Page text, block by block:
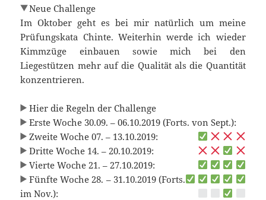
Neue Challenge
Im Oktober geht es bei mir natürlich um meine
Prüfungskata Chinte. Weiterhin werde ich wieder
Kimmzüge einbauen sowie mich bei den
Liegestützen mehr auf die Qualität als die Quantität
konzentrieren.
Hier die Regeln der Challenge
Erste Woche 30.09. – 06.10.2019 (Forts. von Sept.):
Zweite Woche 07. – 13.10.2019:
Dritte Woche 14. – 20.10.2019:
Vierte Woche 21. – 27.10.2019:
Fünfte Woche 28. – 31.10.2019 (Forts.
im Nov.):